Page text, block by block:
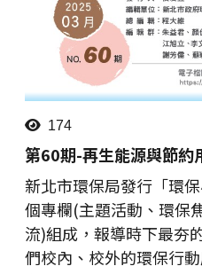
174
第60期-再生能源與節約
新北市環保局發行「環
個專欄(主題活動、環保
流)組成，報導時下最夯
們校內、校外的環保行